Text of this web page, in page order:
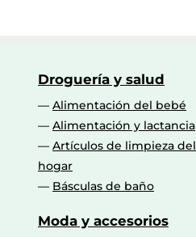
Droguería y salud
Alimentación del bebé
Alimentación y lactancia
Artículos de limpieza del
hogar
Básculas de baño
Moda y accesorios